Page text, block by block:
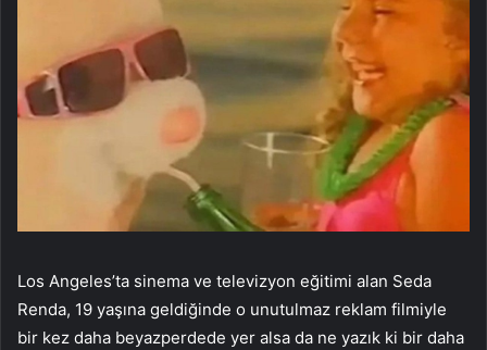
Los Angeles’ta sinema ve televizyon eğitimi alan Seda
Renda, 19 yaşına geldiğinde o unutulmaz reklam filmiyle
bir kez daha beyazperdede yer alsa da ne yazık ki bir daha